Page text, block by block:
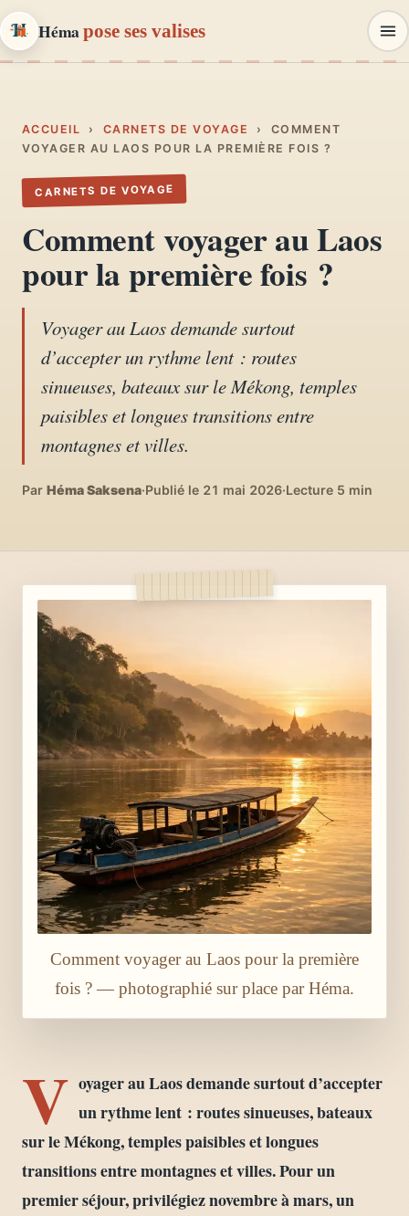
Hémapose ses valises
01 Carnets de voyage
Récits, road-trips, itinéraires
02 Escapades en France
Provence, Paris, Marseille…
Mode et style
Looks, dressing, inspirations
04 Lifestyle & déco
DIY, intérieurs, bonheur
05 Recettes du monde
À propos
ACCUEIL › CARNETS DE VOYAGE › COMMENT
VOYAGER AU LAOS POUR LA PREMIÈRE FOIS ?
CARNETS DE VOYAGE
Comment voyager au Laos
pour la première fois ?
Voyager au Laos demande surtout
d’accepter un rythme lent : routes
sinueuses, bateaux sur le Mékong, temples
paisibles et longues transitions entre
montagnes et villes.
Par Héma Saksena·Publié le 21 mai 2026·Lecture 5 min
Comment voyager au Laos pour la première
fois ? — photographié sur place par Héma.
V oyager au Laos demande surtout d’accepter
un rythme lent : routes sinueuses, bateaux
sur le Mékong, temples paisibles et longues
transitions entre montagnes et villes. Pour un
premier séjour, privilégiez novembre à mars, un